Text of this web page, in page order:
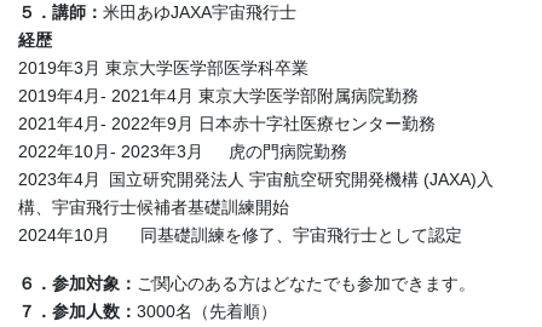
５．講師： 米田あゆJAXA宇宙飛行士
経歴
2019年3月 東京大学医学部医学科卒業
2019年4月- 2021年4月 東京大学医学部附属病院勤務
2021年4月- 2022年9月 日本赤十字社医療センター勤務
2022年10月- 2023年3月 虎の門病院勤務
2023年4月 国立研究開発法人 宇宙航空研究開発機構 (JAXA)入
構、宇宙飛行士候補者基礎訓練開始
2024年10月 同基礎訓練を修了、宇宙飛行士として認定
６．参加対象： ご関心のある方はどなたでも参加できます。
７．参加人数： 3000名（先着順）